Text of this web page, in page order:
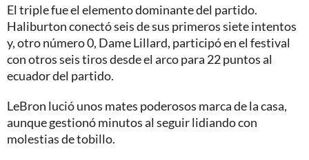
El triple fue el elemento dominante del partido.
Haliburton conectó seis de sus primeros siete intentos
y, otro número 0, Dame Lillard, participó en el festival
con otros seis tiros desde el arco para 22 puntos al
ecuador del partido.
LeBron lució unos mates poderosos marca de la casa,
aunque gestionó minutos al seguir lidiando con
molestias de tobillo.